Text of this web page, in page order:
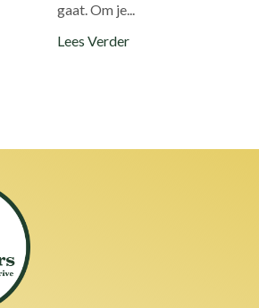
gaat. Om je...
Lees Verder